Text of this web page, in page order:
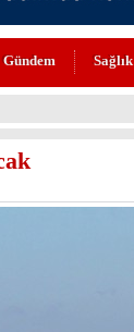
Gündem Sağlık